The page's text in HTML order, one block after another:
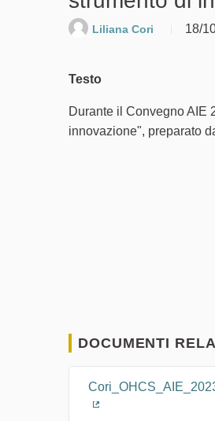
Liliana Cori
18/
Testo
Durante il Convegno AIE
innovazione", preparato
DOCUMENTI